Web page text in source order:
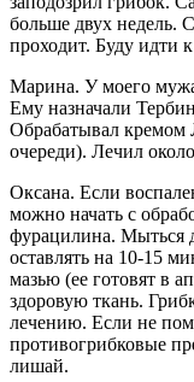
больше двух недель.
проходит. Буду идти к
Марина. У моего
Ему назначали
Обрабатывал кремом
очереди). Лечил
Оксана. Если
можно начать с
фурацилина. Мыться
оставлять на 10-15
мазью (ее готовят в
здоровую ткань.
лечению. Если не
противогрибковые
лишай.